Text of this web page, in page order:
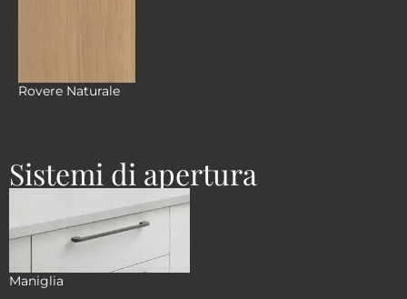
Rovere Naturale
Sistemi di apertura
Maniglia